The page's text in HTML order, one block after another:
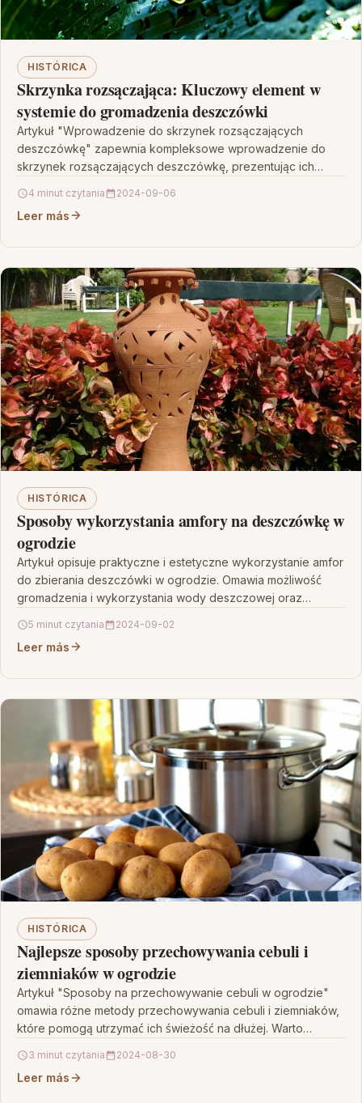
HISTÓRICA
Skrzynka rozsączająca: Kluczowy element w
systemie do gromadzenia deszczówki
Artykuł "Wprowadzenie do skrzynek rozsączających
deszczówkę" zapewnia kompleksowe wprowadzenie do
skrzynek rozsączających deszczówkę, prezentując ich
wody. Omawiając…
4 minut czytania 2024-09-06
Leer más
HISTÓRICA
Sposoby wykorzystania amfory na deszczówkę w
ogrodzie
Artykuł opisuje praktyczne i estetyczne wykorzystanie amfor
do zbierania deszczówki w ogrodzie. Omawia możliwość
gromadzenia i wykorzystania wody deszczowej oraz
5 minut czytania 2024-09-02
Leer más
HISTÓRICA
Najlepsze sposoby przechowywania cebuli i
ziemniaków w ogrodzie
Artykuł "Sposoby na przechowywanie cebuli w ogrodzie"
omawia różne metody przechowywania cebuli i ziemniaków,
które pomogą utrzymać ich świeżość na dłużej. Warto
3 minut czytania 2024-08-30
Leer más